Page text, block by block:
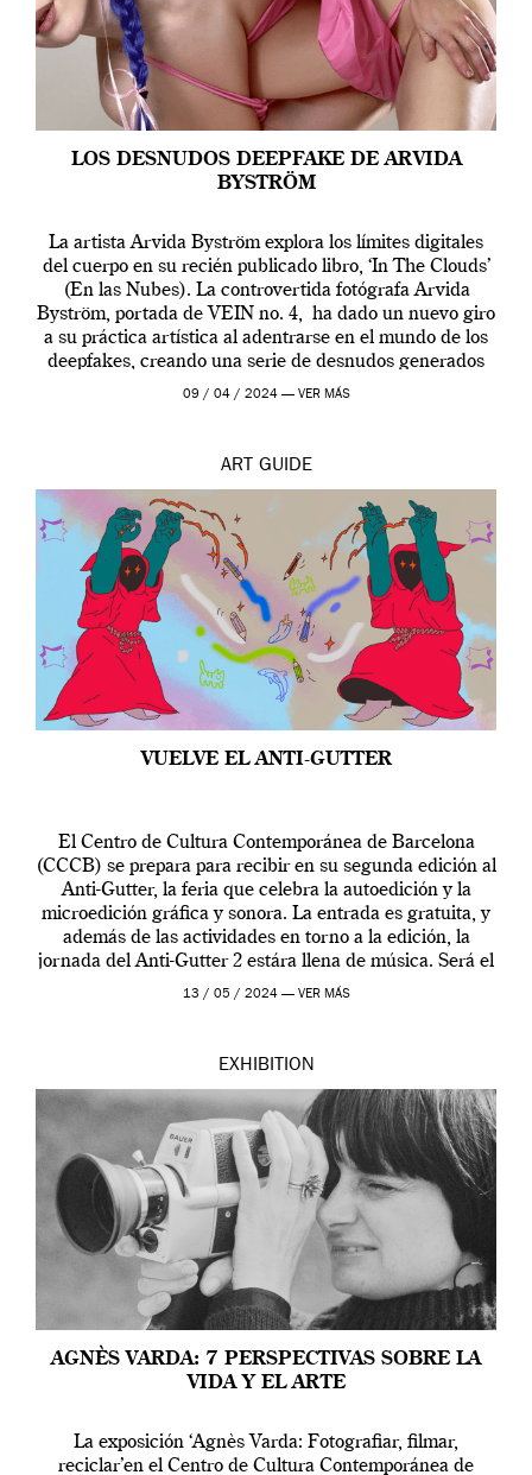
LOS DESNUDOS DEEPFAKE DE ARVIDA
BYSTRÖM
La artista Arvida Byström explora los límites digitales
del cuerpo en su recién publicado libro, ‘In The Clouds’
(En las Nubes). La controvertida fotógrafa Arvida
Byström, portada de VEIN no. 4, ha dado un nuevo giro
a su práctica artística al adentrarse en el mundo de los
deepfakes, creando una serie de desnudos generados
por […]
09 / 04 / 2024 — VER MÁS
ART GUIDE
VUELVE EL ANTI-GUTTER
El Centro de Cultura Contemporánea de Barcelona
(CCCB) se prepara para recibir en su segunda edición al
Anti-Gutter, la feria que celebra la autoedición y la
microedición gráfica y sonora. La entrada es gratuita, y
además de las actividades en torno a la edición, la
jornada del Anti-Gutter 2 estára llena de música. Será el
[…]
13 / 05 / 2024 — VER MÁS
EXHIBITION
AGNÈS VARDA: 7 PERSPECTIVAS SOBRE LA
VIDA Y EL ARTE
La exposición ‘Agnès Varda: Fotografiar, filmar,
reciclar’en el Centro de Cultura Contemporánea de